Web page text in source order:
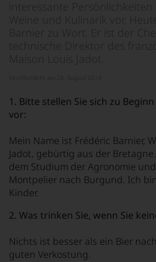
1. Bitte stellen Sie sich zu
vor:
Mein Name ist Frédéric Barnier,
Jadot, gebürtig aus der
dem Studium der Agronomie
Montpelier nach Burgund. Ich
Kinder.
2. Was trinken Sie, wenn Sie
Nichts ist besser als ein Bier
guten Verkostung.